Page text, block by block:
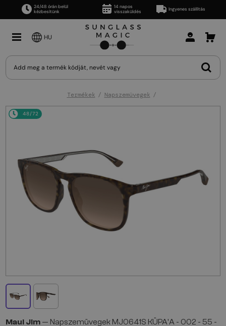
24/48 órán belül
kézbesítünk
14 napos
visszaküldés
Ingyenes szállítás
HU
Termékek Napszemüvegek
48/72
Maui Jim — Napszemüvegek MJ0641S KÜPA'A - 002 - 55 -